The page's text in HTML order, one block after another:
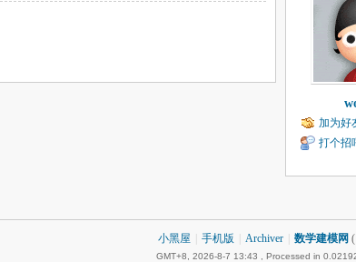
加为好
打个招
小黑屋 手机版 Archiver 数学建模网 (
GMT+8, 2026-8-7 13:43 , Processed in